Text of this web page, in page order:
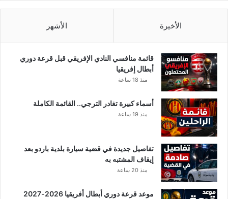
ي
الأخيرة الأشهر
قائمة منافسي النادي الإفريقي قبل قرعة دوري
أبطال إفريقيا
منذ 18 ساعة
أسماء كبيرة تغادر الترجي.. القائمة الكاملة
منذ 19 ساعة
تفاصيل جديدة في قضية سيارة بلدية باردو بعد
إيقاف المشتبه به
منذ 20 ساعة
موعد قرعة دوري أبطال أفريقيا 2026-2027